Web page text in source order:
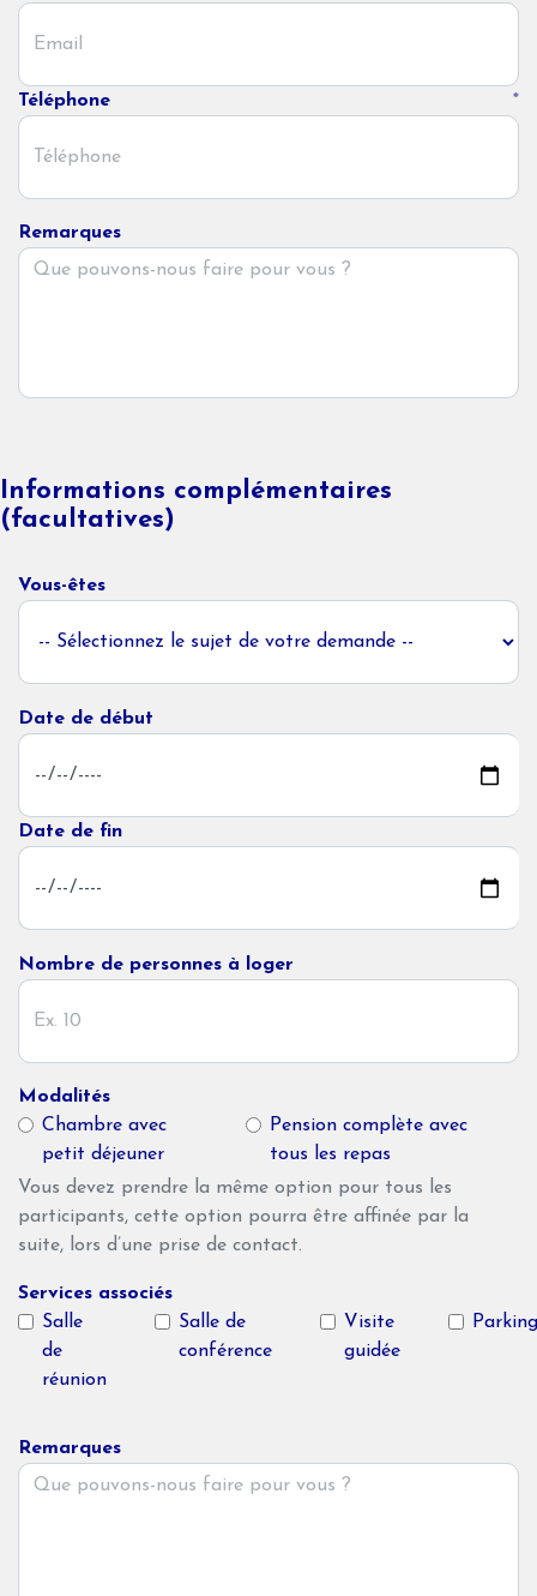
Téléphone *
Remarques
Informations complémentaires
(facultatives)
Vous-êtes
Date de début
Date de fin
Nombre de personnes à loger
Modalités
Chambre avec
petit déjeuner
Pension complète avec
tous les repas
Vous devez prendre la même option pour tous les
participants, cette option pourra être affinée par la
suite, lors d’une prise de contact.
Services associés
Salle
de
réunion
Salle de
conférence
Visite
guidée
Parking
Remarques